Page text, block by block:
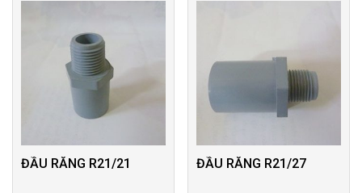
ĐẦU RĂNG R21/21 ĐẦU RĂNG R21/27